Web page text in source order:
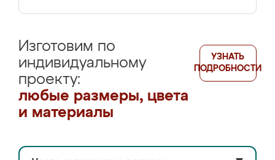
Изготовим по
индивидуальному
проекту:
любые размеры, цвета
и материалы
УЗНАТЬ
ПОДРОБНОСТИ